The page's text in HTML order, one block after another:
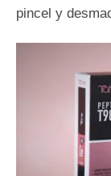
pincel y